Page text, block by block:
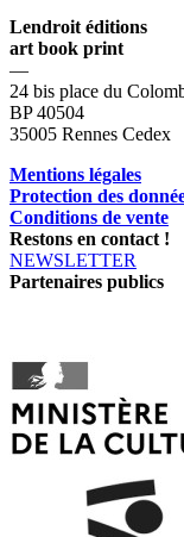
Lendroit éditions
art book print
—
24 bis place du
BP 40504
35005 Rennes Cedex
Mentions légales
Protection des
Conditions de vente
Restons en contact !
NEWSLETTER
Partenaires publics